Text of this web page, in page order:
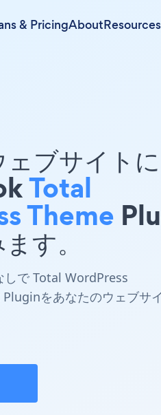
& PricingAboutResources
ブサイト
Total
Theme
す。
しで Total WordPress
をあなたのウェブサイ